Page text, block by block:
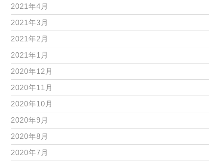
2021年4月
2021年3月
2021年2月
2021年1月
2020年12月
2020年11月
2020年10月
2020年9月
2020年8月
2020年7月